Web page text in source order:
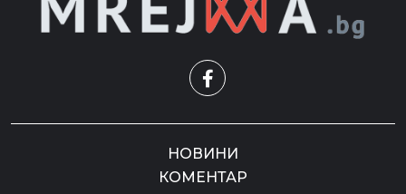
НОВИНИ
КОМЕНТАР